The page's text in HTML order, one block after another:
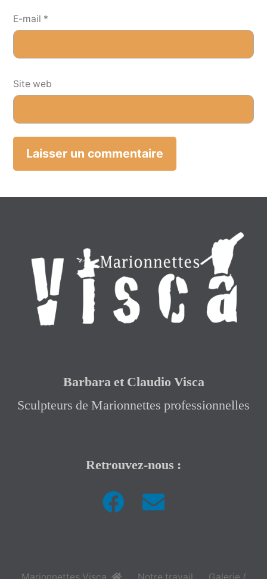
E-mail *
Site web
Barbara et Claudio Visca
Sculpteurs de Marionnettes professionnelles
Retrouvez-nous :